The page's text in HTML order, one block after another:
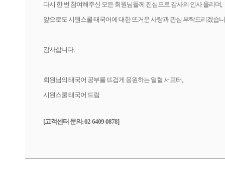
다시 한 번 참여해주신 모든 회원님들께 진심으로 감사의 인사 올리며,
앞으로도 시원스쿨 태국어에 대한 뜨거운 사랑과 관심 부탁드
감사합니다.
회원님의 태국어 공부를 뜨겁게 응원하는 열혈 서포터,
시원스쿨 태국어 드림
[고객센터 문의: 02-6409-0878]